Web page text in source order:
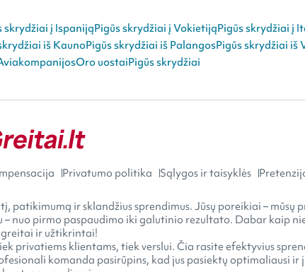
skrydžiai į IspanijąPigūs skrydžiai į VokietijąPigūs skrydžiai į
iš KaunoPigūs skrydžiai iš PalangosPigūs skrydžiai iš
Oro uostaiPigūs skrydžiai
Privatumo politika Sąlygos ir taisyklės
ir sklandžius sprendimus. Jūsų poreikiai – mūsų
nuo pirmo paspaudimo iki galutinio rezultato. Dabar kaip
ir užtikrintai!
privatiems klientams, tiek verslui. Čia rasite efektyvius
komanda pasirūpins, kad jus pasiektų optimaliausi ir